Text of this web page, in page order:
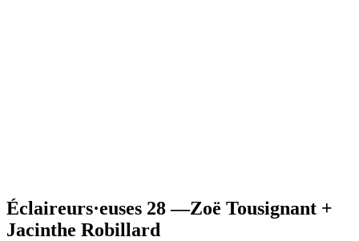
Éclaireurs·euses 28 —Zoë Tousignant +
Jacinthe Robillard